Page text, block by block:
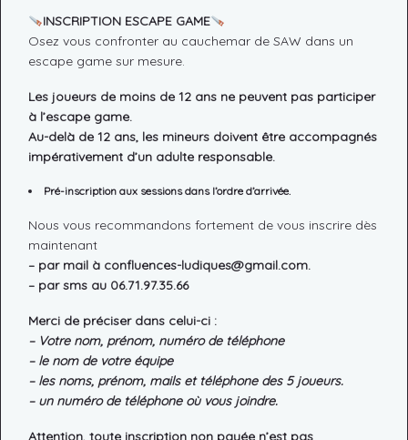
INSCRIPTION ESCAPE GAME
Osez vous confronter au cauchemar de SAW dans un
escape game sur mesure.
Les joueurs de moins de 12 ans ne peuvent pas participer
à l’escape game.
Au-delà de 12 ans, les mineurs doivent être accompagnés
impérativement d’un adulte responsable.
Pré-inscription aux sessions dans l’ordre d’arrivée.
Nous vous recommandons fortement de vous inscrire dès
maintenant
– par mail à confluences-ludiques@gmail.com.
– par sms au 06.71.97.35.66
Merci de préciser dans celui-ci :
– Votre nom, prénom, numéro de téléphone
– le nom de votre équipe
– les noms, prénom, mails et téléphone des 5 joueurs.
– un numéro de téléphone où vous joindre.
Attention, toute inscription non payée n’est pas